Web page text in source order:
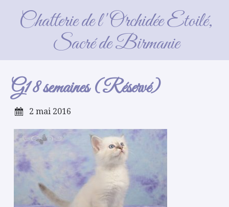
Chatterie de l'Orchidée Etoilé,
Sacré de Birmanie
G1 8 semaines (Réservé)
G1 8 semaines (Réservé)
2 mai 2016